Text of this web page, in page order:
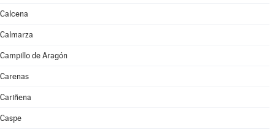
Calcena
Calmarza
Campillo de Aragón
Carenas
Cariñena
Caspe